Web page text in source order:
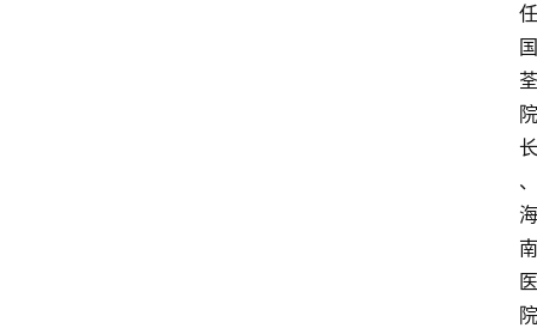
任
国
荃
院
长
、
海
南
医
院